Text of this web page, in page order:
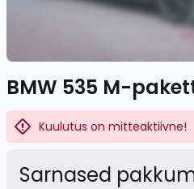
BMW 535 M-
Kuulutus on mitteaktiivne!
Sarnased